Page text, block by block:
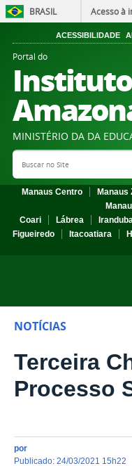
BRASIL Acesso à
ACESSIBILIDADE
Portal do
MINISTÉRIO DA DA
Search Site
Manaus Centro Manaus
Coari
Lábrea
Figueiredo
Itacoatiara
NOTÍCIAS
Terceira
Processo
por
publicado: 24/03/2021 15h22